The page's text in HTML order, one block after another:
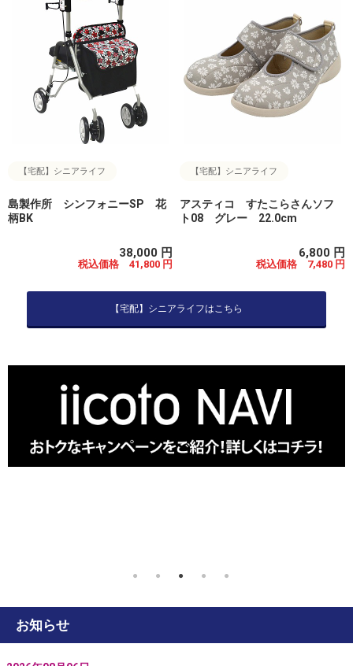
【宅配】シニアライフ
島製作所 シンフォニーSP 花
柄BK
38,000 円
税込価格 41,800 円
【宅配】シニアライフ
アスティコ すたこらさんソフ
ト08 グレー 22.0cm
6,800 円
税込価格 7,480 円
【宅配】シニアライフはこちら
お知らせ